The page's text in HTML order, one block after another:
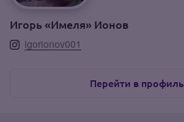
Игорь «Имеля» Ионов
igorionov001
Перейти в профиль